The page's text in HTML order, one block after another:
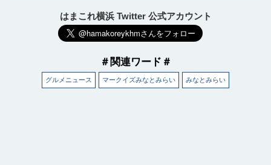
はまこれ横浜 Twitter 公式アカウント
＃関連ワード＃
グルメニュース マークイズみなとみらい みなとみらい